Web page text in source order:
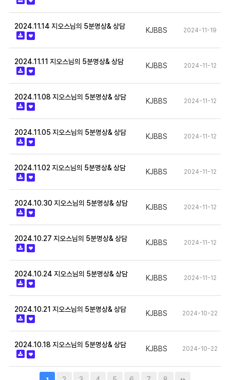
2024.11.14 지오스님의 5분명상& 상담
KJBBS 2024-11-19
2024.11.11 지오스님의 5분명상& 상담
KJBBS 2024-11-12
2024.11.08 지오스님의 5분명상& 상담
KJBBS 2024-11-12
2024.11.05 지오스님의 5분명상& 상담
KJBBS 2024-11-12
2024.11.02 지오스님의 5분명상& 상담
KJBBS 2024-11-12
2024.10.30 지오스님의 5분명상& 상담
KJBBS 2024-11-12
2024.10.27 지오스님의 5분명상& 상담
KJBBS 2024-11-12
2024.10.24 지오스님의 5분명상& 상담
KJBBS 2024-11-12
2024.10.21 지오스님의 5분명상& 상담
KJBBS 2024-10-22
2024.10.18 지오스님의 5분명상& 상담
KJBBS 2024-10-22